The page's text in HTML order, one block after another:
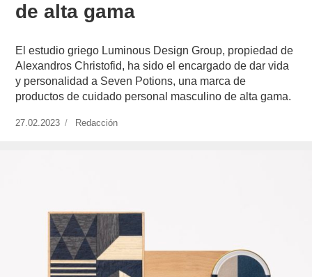
de alta gama
El estudio griego Luminous Design Group, propiedad de
Alexandros Christofid, ha sido el encargado de dar vida
y personalidad a Seven Potions, una marca de
productos de cuidado personal masculino de alta gama.
Publicado
27.02.2023 https://www.experimenta.es/author/redaccion/
Redacción